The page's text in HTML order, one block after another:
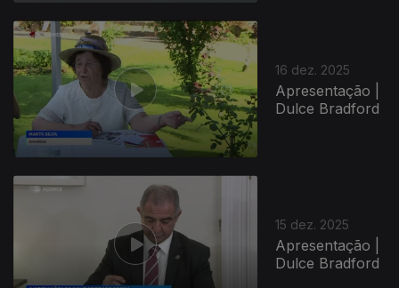
16 dez. 2025
Apresentação |
Dulce Bradford
15 dez. 2025
Apresentação |
Dulce Bradford
896084